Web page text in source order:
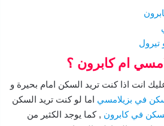
تيرول
ام كابرون ؟
انت اذا كنت تريد السكن امام بحيرة و
في بزيلامسي اما لو كنت تريد السكن
في كابرون , كما يوجد الكثير من